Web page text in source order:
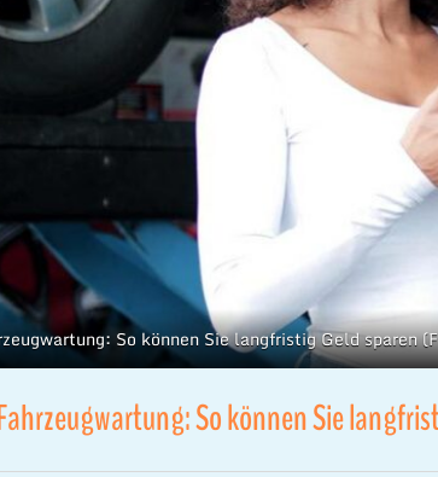
So können Sie langfristig Geld
So können Sie